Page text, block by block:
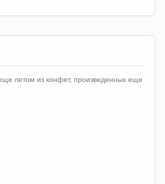
летом из конфет, произведенных еще